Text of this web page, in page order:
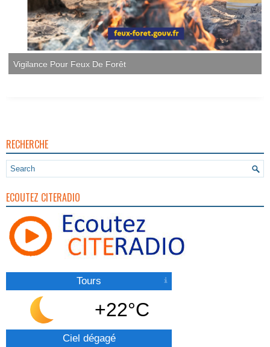
Vigilance Pour Feux De Forêt
RECHERCHE
ECOUTEZ CITERADIO
Tours
+22°C
Ciel dégagé